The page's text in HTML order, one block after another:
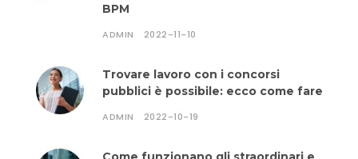
BPM
ADMIN 2022-11-10
Trovare lavoro con i concorsi
pubblici è possibile: ecco come fare
ADMIN 2022-10-19